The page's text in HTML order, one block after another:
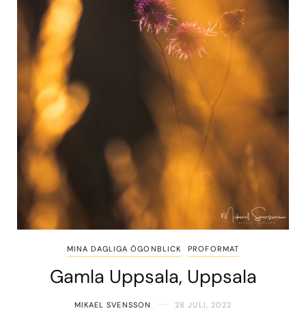
MINA DAGLIGA ÖGONBLICK PROFORMAT
Gamla Uppsala, Uppsala
MIKAEL SVENSSON 28 JULI, 2022